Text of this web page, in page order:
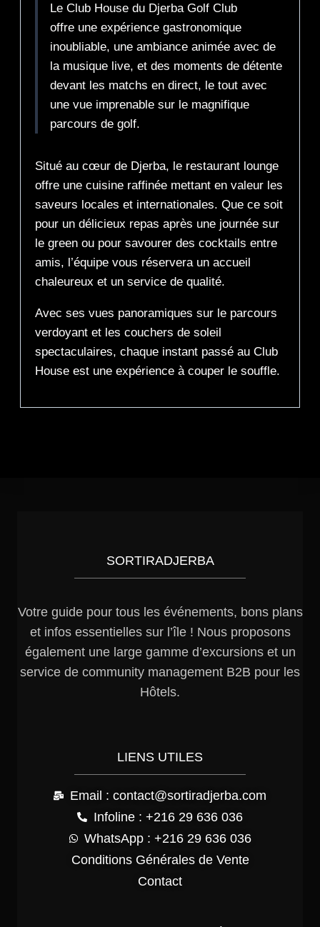
Le Club House du Djerba Golf Club
offre une expérience gastronomique
inoubliable, une ambiance animée avec de
la musique live, et des moments de détente
devant les matchs en direct, le tout avec
une vue imprenable sur le magnifique
parcours de golf.
Situé au cœur de Djerba, le restaurant lounge
offre une cuisine raffinée mettant en valeur les
saveurs locales et internationales. Que ce soit
pour un délicieux repas après une journée sur
le green ou pour savourer des cocktails entre
amis, l’équipe vous réservera un accueil
chaleureux et un service de qualité.
Avec ses vues panoramiques sur le parcours
verdoyant et les couchers de soleil
spectaculaires, chaque instant passé au Club
House est une expérience à couper le souffle.
SORTIRADJERBA
Votre guide pour tous les événements, bons plans
et infos essentielles sur l’île ! Nous proposons
également une large gamme d’excursions et un
service de community management B2B pour les
Hôtels.
LIENS UTILES
Email : contact@sortiradjerba.com
Infoline : +216 29 636 036
WhatsApp : +216 29 636 036
Conditions Générales de Vente
Contact